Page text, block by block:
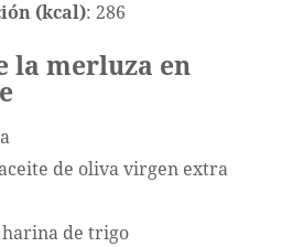
(kcal): 286
la merluza en
de oliva virgen extra
de trigo